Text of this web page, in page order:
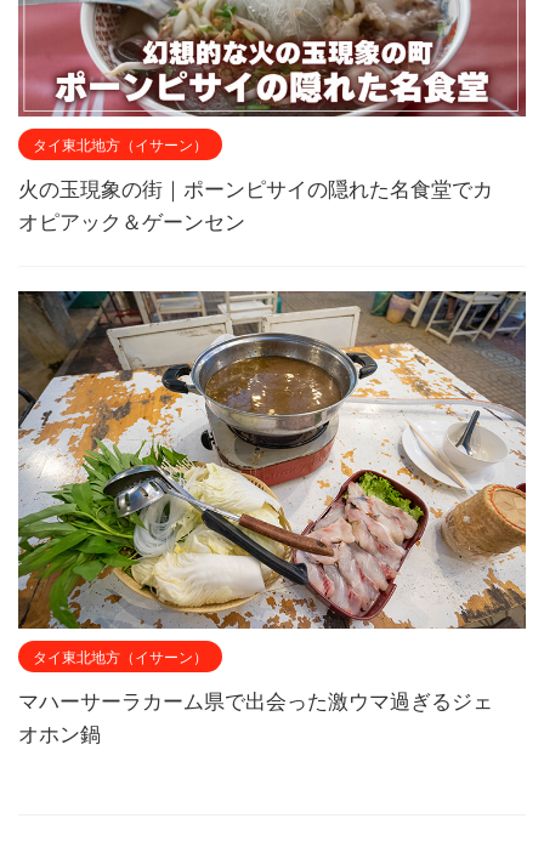
タイ東北地方（イサーン）
火の玉現象の街｜ポーンピサイの隠れた名食堂でカ
オピアック＆ゲーンセン
タイ東北地方（イサーン）
マハーサーラカーム県で出会った激ウマ過ぎるジェ
オホン鍋